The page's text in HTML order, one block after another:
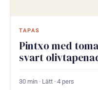
TAPAS
Pintxo med
svart
30 min · Lätt · 4 pers